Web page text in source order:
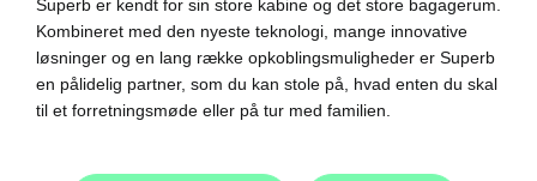
Superb er kendt for sin store kabine og det store bagagerum.
Kombineret med den nyeste teknologi, mange innovative
løsninger og en lang række opkoblingsmuligheder er Superb
en pålidelig partner, som du kan stole på, hvad enten du skal
til et forretningsmøde eller på tur med familien.